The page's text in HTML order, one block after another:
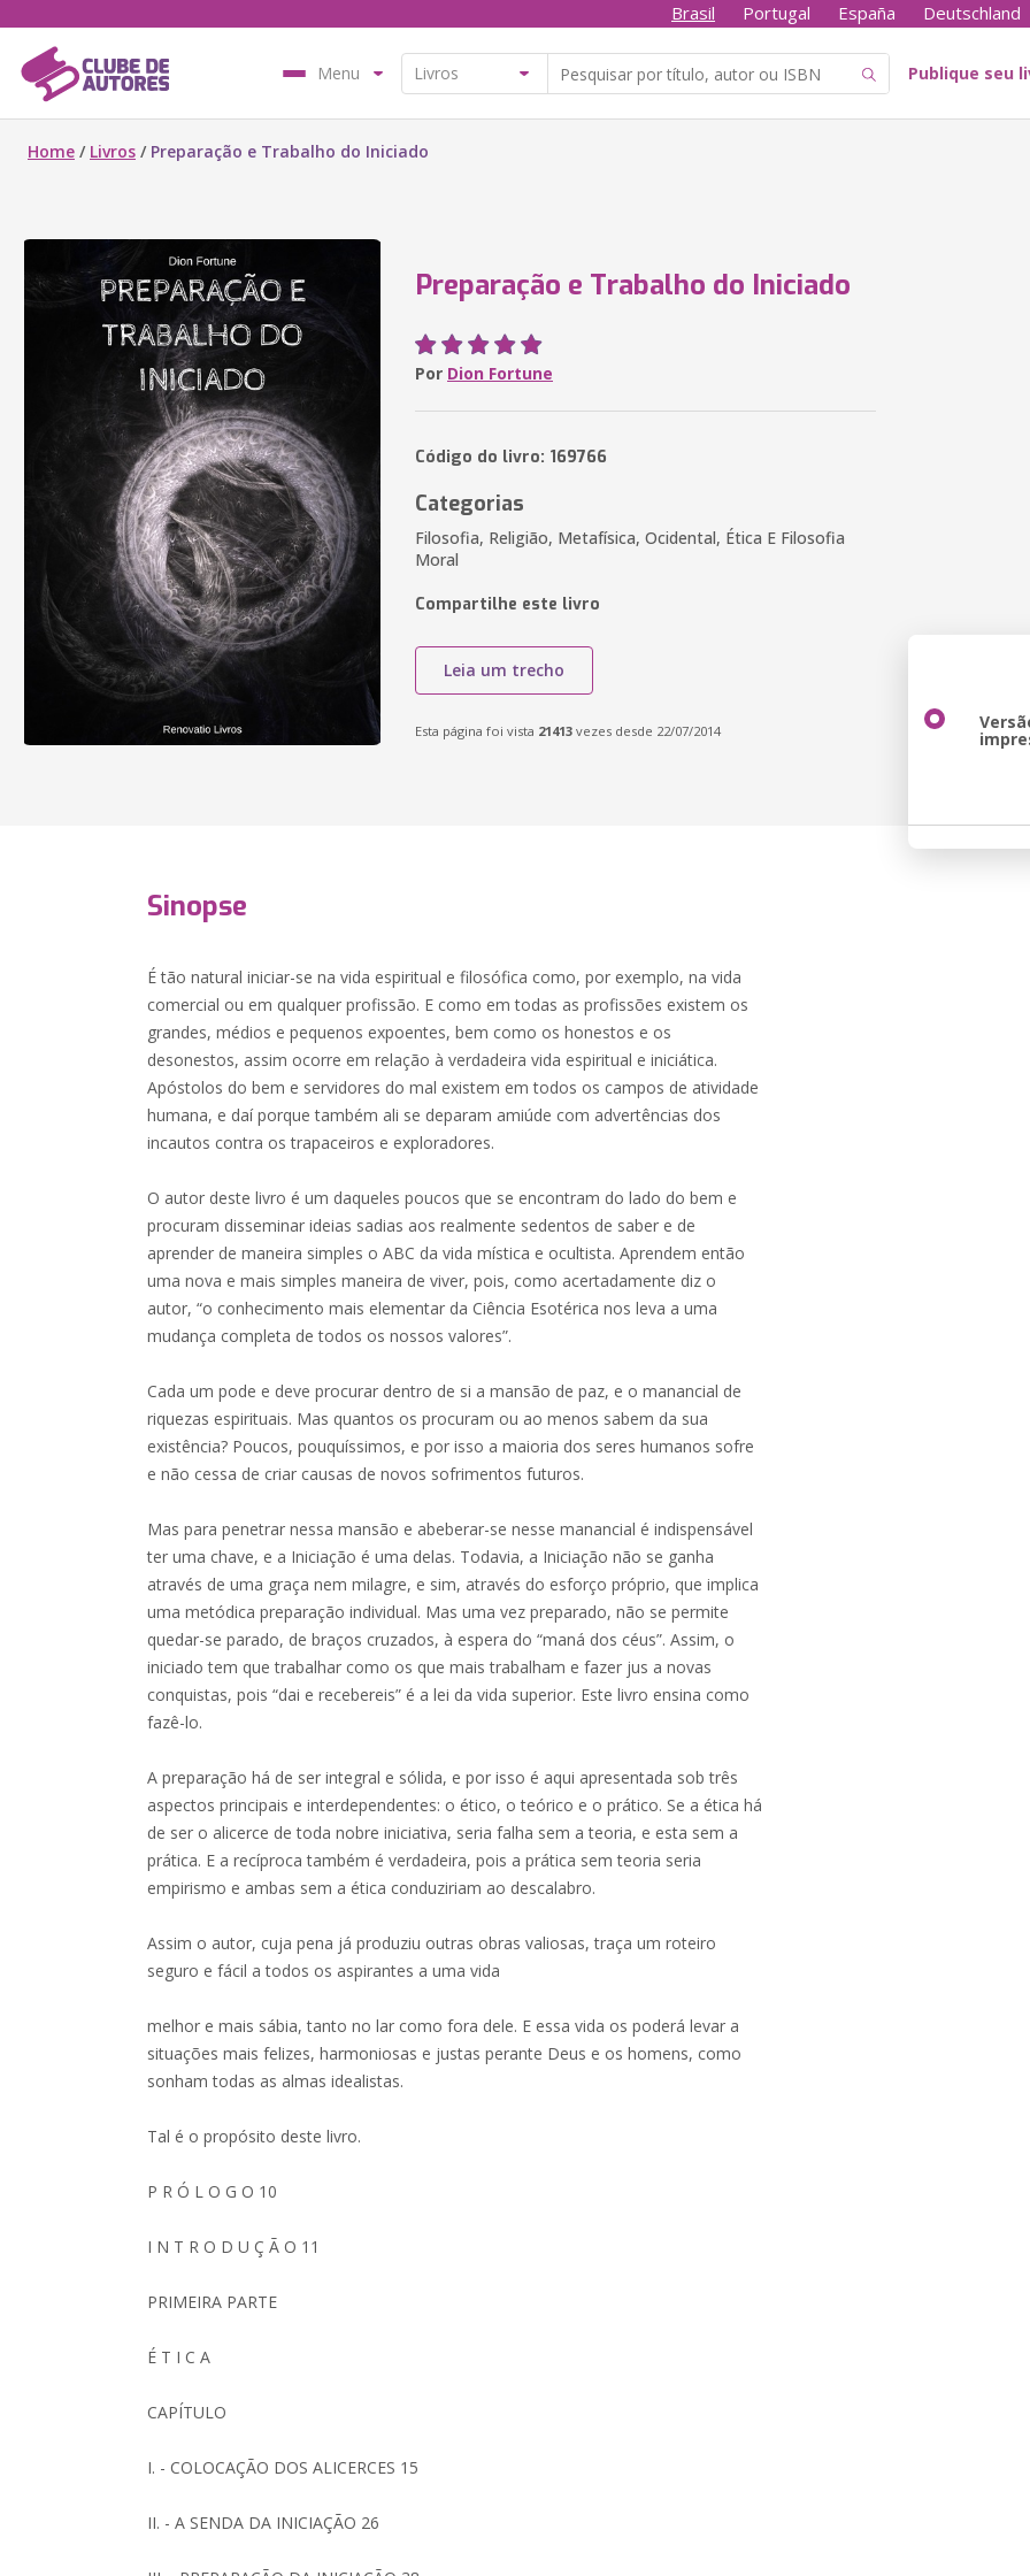
Brasil Portugal España Deutschland
Menu Publique seu
Home / Livros / Preparação e Trabalho do Iniciado
Preparação e Trabalho do Iniciado
Por Dion Fortune
Código do livro: 169766
Categorias
Filosofia, Religião, Metafísica, Ocidental, Ética E Filosofia
Moral
Compartilhe este livro
Leia um trecho
Esta página foi vista 21413 vezes desde 22/07/2014
Sinopse
É tão natural iniciar-se na vida espiritual e filosófica como, por exemplo, na vida
comercial ou em qualquer profissão. E como em todas as profissões existem os
grandes, médios e pequenos expoentes, bem como os honestos e os
desonestos, assim ocorre em relação à verdadeira vida espiritual e iniciática.
Apóstolos do bem e servidores do mal existem em todos os campos de atividade
humana, e daí porque também ali se deparam amiúde com advertências dos
incautos contra os trapaceiros e exploradores.
O autor deste livro é um daqueles poucos que se encontram do lado do bem e
procuram disseminar ideias sadias aos realmente sedentos de saber e de
aprender de maneira simples o ABC da vida mística e ocultista. Aprendem então
uma nova e mais simples maneira de viver, pois, como acertadamente diz o
autor, “o conhecimento mais elementar da Ciência Esotérica nos leva a uma
mudança completa de todos os nossos valores”.
Cada um pode e deve procurar dentro de si a mansão de paz, e o manancial de
riquezas espirituais. Mas quantos os procuram ou ao menos sabem da sua
existência? Poucos, pouquíssimos, e por isso a maioria dos seres humanos sofre
e não cessa de criar causas de novos sofrimentos futuros.
Mas para penetrar nessa mansão e abeberar-se nesse manancial é indispensável
ter uma chave, e a Iniciação é uma delas. Todavia, a Iniciação não se ganha
através de uma graça nem milagre, e sim, através do esforço próprio, que implica
uma metódica preparação individual. Mas uma vez preparado, não se permite
quedar-se parado, de braços cruzados, à espera do “maná dos céus”. Assim, o
iniciado tem que trabalhar como os que mais trabalham e fazer jus a novas
conquistas, pois “dai e recebereis” é a lei da vida superior. Este livro ensina como
fazê-lo.
A preparação há de ser integral e sólida, e por isso é aqui apresentada sob três
aspectos principais e interdependentes: o ético, o teórico e o prático. Se a ética há
de ser o alicerce de toda nobre iniciativa, seria falha sem a teoria, e esta sem a
prática. E a recíproca também é verdadeira, pois a prática sem teoria seria
empirismo e ambas sem a ética conduziriam ao descalabro.
Assim o autor, cuja pena já produziu outras obras valiosas, traça um roteiro
seguro e fácil a todos os aspirantes a uma vida
melhor e mais sábia, tanto no lar como fora dele. E essa vida os poderá levar a
situações mais felizes, harmoniosas e justas perante Deus e os homens, como
sonham todas as almas idealistas.
Tal é o propósito deste livro.
P R Ó L O G O 10
I N T R O D U Ç Ã O 11
PRIMEIRA PARTE
É T I C A
CAPÍTULO
I. - COLOCAÇÃO DOS ALICERCES 15
II. - A SENDA DA INICIAÇÃO 26